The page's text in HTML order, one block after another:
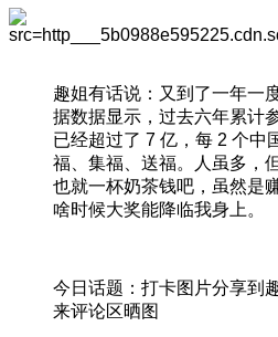
趣姐有话说：又到了一年一
据数据显示，过去六年累计
已经超过了 7 亿，每 2 个中
福、集福、送福。人虽多，
也就一杯奶茶钱吧，虽然是
啥时候大奖能降临我身上。
今日话题：打卡图片分享到
来评论区晒图